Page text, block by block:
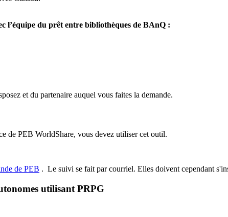
l’équipe du prêt entre bibliothèques de BAnQ :
et du partenaire auquel vous faites la demande.
de PEB WorldShare, vous devez utiliser cet outil.
de PEB . Le suivi se fait par courriel. Elles doivent cependant
utilisant PRPG